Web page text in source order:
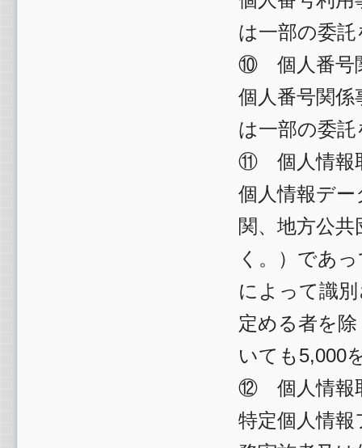
は一部の委
⑩ 個人番号
個人番号関
は一部の委
⑪ 個人情報
個人情報デ
関、地方公
く。）であ
によって識
定める者を
いても5,000
⑫ 個人情報
特定個人情